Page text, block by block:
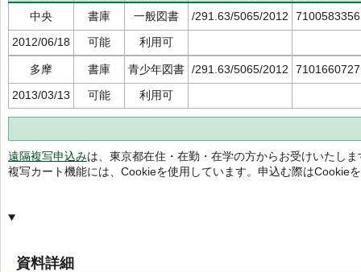
中央
書庫 一般図書 /291.63/5065/2012
7100583356
2012/06/18
可能 利用可
多摩 書庫 青少年図書 /291.63/5065/2012
7101660727
2013/03/13
可能 利用可
遠隔複写申込みは、東京都在住・在勤・在学の方からお受けいたしま
複写カート機能には、Cookieを使用しています。申込む際はCookie
資料詳細